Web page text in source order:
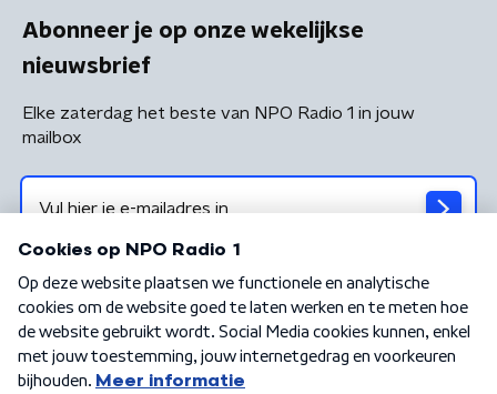
Abonneer je op onze wekelijkse
nieuwsbrief
Elke zaterdag het beste van NPO Radio 1 in jouw
mailbox
Algemene voorwaarden